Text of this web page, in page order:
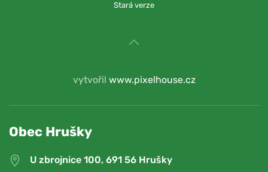
Stará verze
vytvořil www.pixelhouse.cz
Obec Hrušky
U zbrojnice 100, 691 56 Hrušky